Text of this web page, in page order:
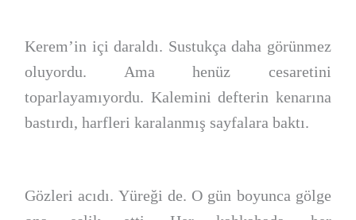
Kerem’in içi daraldı. Sustukça daha görünmez
oluyordu. Ama henüz cesaretini
toparlayamıyordu. Kalemini defterin kenarına
bastırdı, harfleri karalanmış sayfalara baktı.
Gözleri acıdı. Yüreği de. O gün boyunca gölge